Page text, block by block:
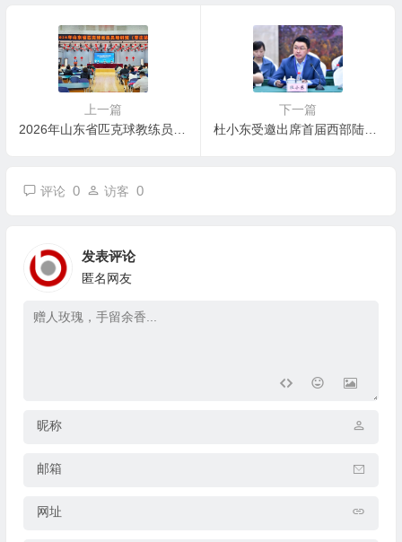
上一篇
下一篇
杜小东受邀出席首届西部陆海新通道与区域现代化发展高校智库论坛
评论 0 访客 0
发表评论
匿名网友
昵称
邮箱
网址